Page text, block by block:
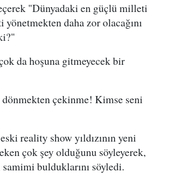
"Dünyadaki en güçlü milleti
daha zor olacağını
da hoşuna gitmeyecek bir
dönmekten çekinme! Kimse seni
reality show yıldızının yeni
çok şey olduğunu söyleyerek,
bulduklarını söyledi.